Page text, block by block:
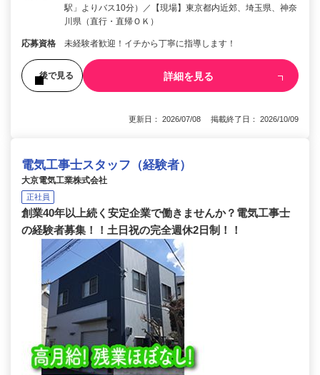
駅」よりバス10分）／【現場】東京都内近郊、埼玉県、神奈
川県（直行・直帰ＯＫ）
応募資格 未経験者歓迎！イチから丁寧に指導します！
後で見る 詳細を見る
更新日： 2026/07/08 掲載終了日： 2026/10/09
電気工事士スタッフ（経験者）
大京電気工業株式会社
正社員
創業40年以上続く安定企業で働きませんか？電気工事士
の経験者募集！！土日祝の完全週休2日制！！